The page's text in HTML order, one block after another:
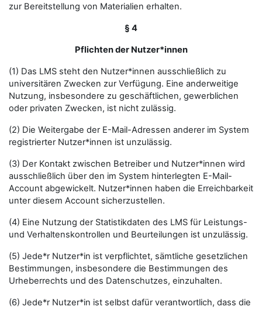
zur Bereitstellung von Materialien erhalten.
§ 4
Pflichten der Nutzer*innen
(1) Das LMS steht den Nutzer*innen ausschließlich zu
universitären Zwecken zur Verfügung. Eine anderweitige
Nutzung, insbesondere zu geschäftlichen, gewerblichen
oder privaten Zwecken, ist nicht zulässig.
(2) Die Weitergabe der E-Mail-Adressen anderer im System
registrierter Nutzer*innen ist unzulässig.
(3) Der Kontakt zwischen Betreiber und Nutzer*innen wird
ausschließlich über den im System hinterlegten E-Mail-
Account abgewickelt. Nutzer*innen haben die Erreichbarkeit
unter diesem Account sicherzustellen.
(4) Eine Nutzung der Statistikdaten des LMS für Leistungs-
und Verhaltenskontrollen und Beurteilungen ist unzulässig.
(5) Jede*r Nutzer*in ist verpflichtet, sämtliche gesetzlichen
Bestimmungen, insbesondere die Bestimmungen des
Urheberrechts und des Datenschutzes, einzuhalten.
(6) Jede*r Nutzer*in ist selbst dafür verantwortlich, dass die